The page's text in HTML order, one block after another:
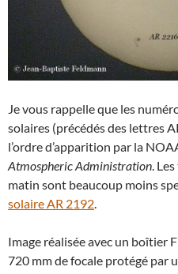
Je vous rappelle que les
solaires (précédés des lettres
l’ordre d’apparition par la
Atmospheric Administration.
matin sont beaucoup moins
solaire AR 2192.
Image réalisée avec un boîtier
720 mm de focale protégé par